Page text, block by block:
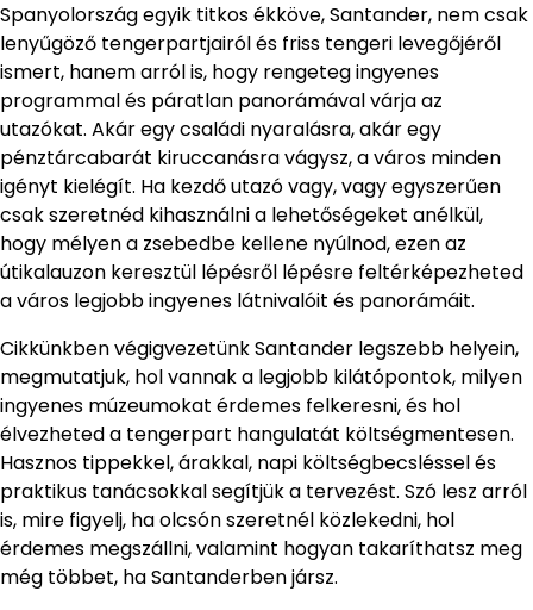
Spanyolország egyik titkos ékköve, Santander, nem csak
lenyűgöző tengerpartjairól és friss tengeri levegőjéről
ismert, hanem arról is, hogy rengeteg ingyenes
programmal és páratlan panorámával várja az
utazókat. Akár egy családi nyaralásra, akár egy
pénztárcabarát kiruccanásra vágysz, a város minden
igényt kielégít. Ha kezdő utazó vagy, vagy egyszerűen
csak szeretnéd kihasználni a lehetőségeket anélkül,
hogy mélyen a zsebedbe kellene nyúlnod, ezen az
útikalauzon keresztül lépésről lépésre feltérképezheted
a város legjobb ingyenes látnivalóit és panorámáit.
Cikkünkben végigvezetünk Santander legszebb helyein,
megmutatjuk, hol vannak a legjobb kilátópontok, milyen
ingyenes múzeumokat érdemes felkeresni, és hol
élvezheted a tengerpart hangulatát költségmentesen.
Hasznos tippekkel, árakkal, napi költségbecsléssel és
praktikus tanácsokkal segítjük a tervezést. Szó lesz arról
is, mire figyelj, ha olcsón szeretnél közlekedni, hol
érdemes megszállni, valamint hogyan takaríthatsz meg
még többet, ha Santanderben jársz.